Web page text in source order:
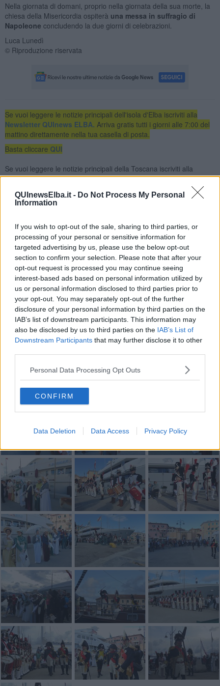
QUInewsElba.it - Do Not Process My Personal
Information
If you wish to opt-out of the sale, sharing to third parties, or
processing of your personal or sensitive information for
targeted advertising by us, please use the below opt-out
section to confirm your selection. Please note that after your
opt-out request is processed you may continue seeing
interest-based ads based on personal information utilized by
us or personal information disclosed to third parties prior to
your opt-out. You may separately opt-out of the further
disclosure of your personal information by third parties on the
IAB’s list of downstream participants. This information may
also be disclosed by us to third parties on the IAB’s List of
Downstream Participants that may further disclose it to other
Personal Data Processing Opt Outs
CONFIRM
Data Deletion Data Access Privacy Policy
Nella giornata di domani, proprio nella giornata della sua morte, la
chiesa della Misericordia ospiterà una messa in suffragio di
Napoleone concludendo la due giorni di celebrazioni.
Luca Lunedì
© Riproduzione riservata
Se vuoi leggere le notizie principali dell'isola d'Elba iscriviti alla
Newsletter QUInews ELBA. Arriva gratis tutti i giorni alle 7:00 del
mattino direttamente nella tua casella di posta.
Basta cliccare QUI
Se vuoi leggere le notizie principali della Toscana iscriviti alla
Newsletter QUInews - ToscanaMedia.Arriva gratis tutti i giorni
Basta cliccareQUI
Fotogallery